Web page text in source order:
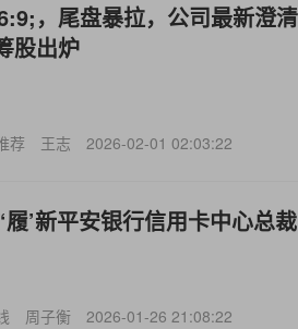
，尾盘暴拉，公司最新澄
股出炉
荐 王志 2026-02-01 02:03:22
履’新平安银行信用卡中心总
周子衡 2026-01-26 21:08:22